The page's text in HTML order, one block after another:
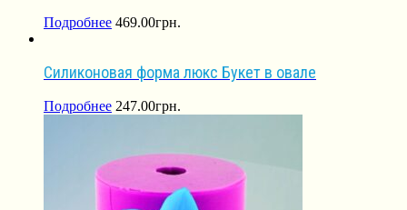
Подробнее 469.00грн.
Силиконовая форма люкс Букет в овале
Подробнее 247.00грн.